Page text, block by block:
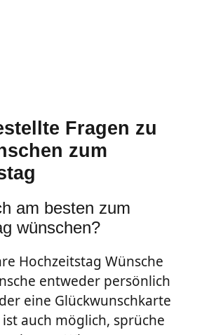
Fragen zu
zum
am besten zum
wünschen?
Hochzeitstag Wünsche
entweder persönlich
eine Glückwunschkarte
ist auch möglich, sprüche